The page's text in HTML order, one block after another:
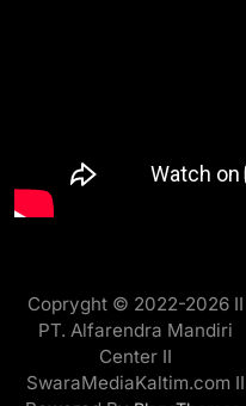
Copryght © 2022-2026 II
PT. Alfarendra Mandiri
Center II
SwaraMediaKaltim.com II